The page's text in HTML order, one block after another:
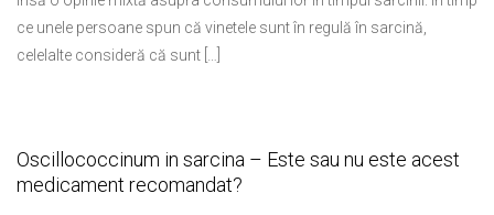
ce unele persoane spun că vinetele sunt în regulă în sarcină,
celelalte consideră că sunt […]
Oscillococcinum in sarcina – Este sau nu este acest
medicament recomandat?